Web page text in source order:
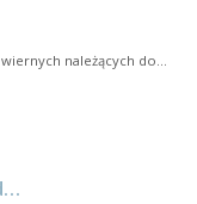
należących do…